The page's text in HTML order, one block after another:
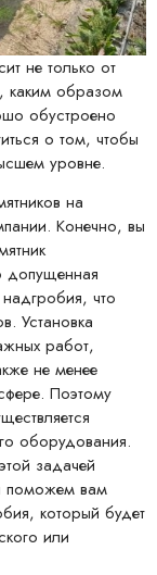
не только от
каким образом
обустроено
о том, чтобы
уровне.
на
Конечно, вы
допущенная
что
Установка
работ,
не менее
Поэтому
оборудования.
задачей
поможем вам
который будет
или